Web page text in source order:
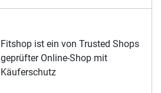
Fitshop ist ein von Trusted Shops
geprüfter Online-Shop mit
Käuferschutz